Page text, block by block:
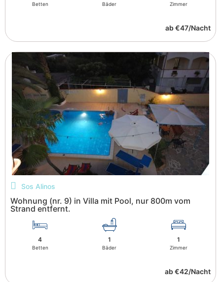
Betten Bäder Zimmer
ab €47/Nacht
Sos Alinos
Wohnung (nr. 9) in Villa mit Pool, nur 800m vom
Strand entfernt.
4
Betten
1
Bäder
1
Zimmer
ab €42/Nacht